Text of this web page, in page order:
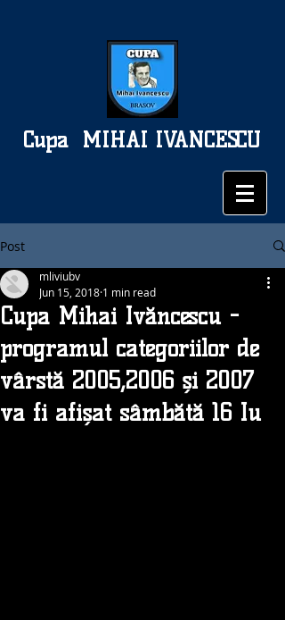
MIHAI IVANCESCU
Cupa
Post
Cupa Mihai Ivăncescu -
programul categoriilor de
vârstă 2005,2006 și 2007
va fi afișat sâmbătă 16 Iu
mliviubv
Jun 15, 2018 1 min read